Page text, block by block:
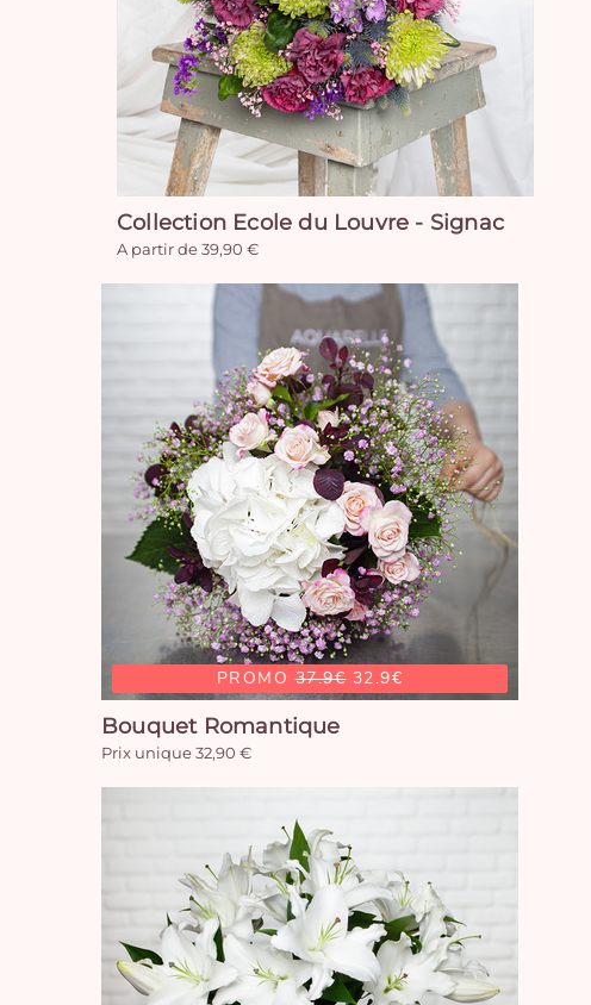
Collection Ecole du Louvre - Signac
A partir de 39,90 €
PROMO37.9€32.9€
Bouquet Romantique
Prix unique 32,90 €